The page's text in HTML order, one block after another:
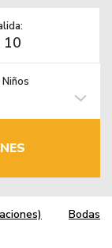
Niños
Bodas